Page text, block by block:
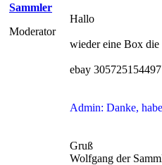
Sammler
Moderator
Hallo
wieder eine Box
ebay 305725154497
Admin: Danke,
Gruß
Wolfgang der